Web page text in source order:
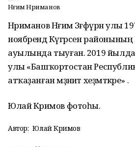
Нәғим Нәриманов
Нәриманов Нәғим Зәғәфүрән улы
ноябрендә Күгәрсен
ауылында тыуған. 2019 йылдан
улы «Башҡортостан
атҡаҙанған мәҙәниәт хеҙмәткәре» .
Юлай Кәримов фотоһы.
Автор: Юлай Кәримов